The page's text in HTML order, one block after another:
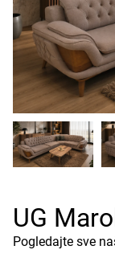
UG
Pogledajte sve